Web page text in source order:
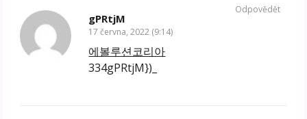
gPRtjM
17 června, 2022 (9:14)
에볼루션코리아
334gPRtjM})_
Odpovědět